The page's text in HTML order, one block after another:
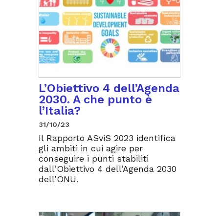
L’Obiettivo 4 dell’Agenda
2030. A che punto è
l’Italia?
31/10/23
Il Rapporto ASviS 2023 identifica
gli ambiti in cui agire per
conseguire i punti stabiliti
dall’Obiettivo 4 dell’Agenda 2030
dell’ONU.